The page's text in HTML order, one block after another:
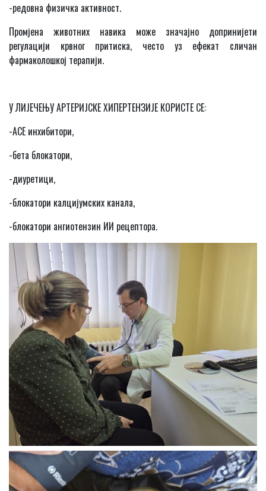
-редовна физичка активност.
Промјена животних навика може значајно допринијети
регулацији крвног притиска, често уз ефекат сличан
фармаколошкој терапији.
У ЛИЈЕЧЕЊУ АРТЕРИЈСКЕ ХИПЕРТЕНЗИЈЕ КОРИСТЕ СЕ:
-ACE инхибитори,
-бета блокатори,
-диуретици,
-блокатори калцијумских канала,
-блокатори ангиотензин ИИ рецептора.